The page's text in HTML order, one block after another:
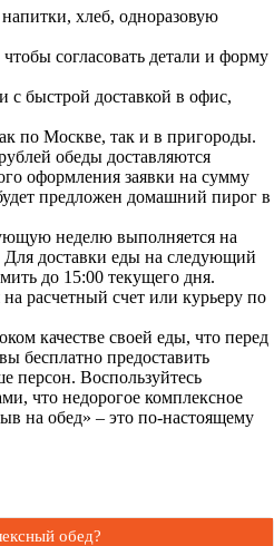
хлеб, одноразовую
согласовать детали и форму
с быстрой доставкой в офис,
по Москве, так и в пригороды.
обеды доставляются
оформления заявки на сумму
предложен домашний пирог в
неделю выполняется на
доставки еды на следующий
до 15:00 текущего дня.
расчетный счет или курьеру по
качестве своей еды, что перед
бесплатно предоставить
персон. Воспользуйтесь
что недорогое комплексное
на обед» – это по-настоящему
обед?